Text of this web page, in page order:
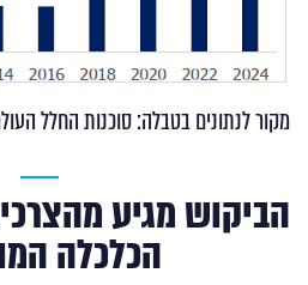
מקור לנתונים בטבלה: סוכנות החלל
הביקוש מגיע
הכלכלה